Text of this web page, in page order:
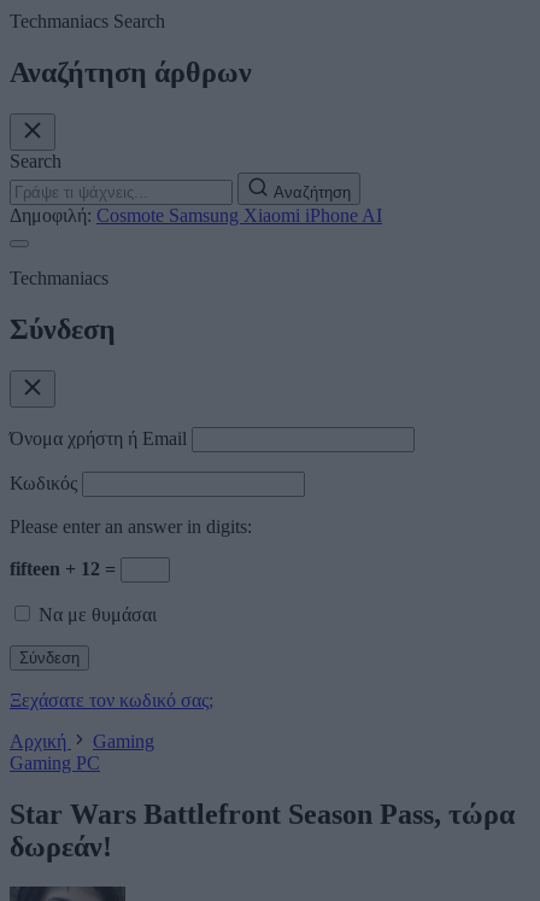
Techmaniacs Search
Αναζήτηση άρθρων
Search
Αναζήτηση
Δημοφιλή: Cosmote Samsung Xiaomi iPhone AI
Techmaniacs
Σύνδεση
Όνομα χρήστη ή Email
Κωδικός
Please enter an answer in digits:
fifteen + 12 =
Να με θυμάσαι
Ξεχάσατε τον κωδικό σας;
Αρχική
Gaming
Gaming PC
Star Wars Battlefront Season Pass, τώρα
δωρεάν!